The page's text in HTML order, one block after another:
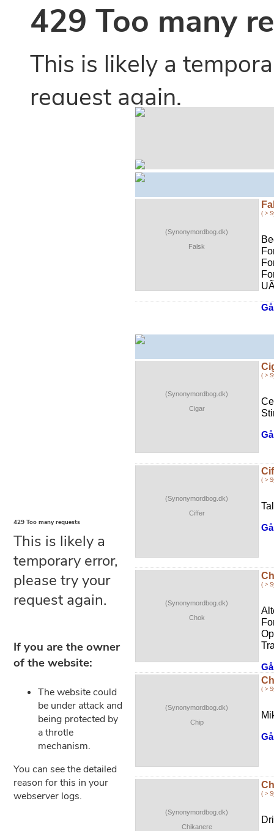
(Synonymordbog.dk)
Falsk
( >
(Synonymordbog.dk)
Cigar
( >
(Synonymordbog.dk)
Ciffer
( >
(Synonymordbog.dk)
Chok
( >
(Synonymordbog.dk)
Chip
( >
(Synonymordbog.dk)
Chikanere
( >